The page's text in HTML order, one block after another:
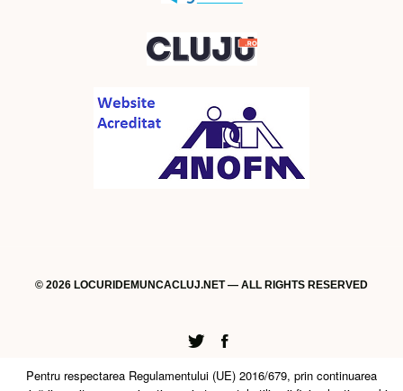
© 2026 LOCURIDEMUNCACLUJ.NET — ALL RIGHTS RESERVED
Twitter
Facebook
Pentru respectarea Regulamentului (UE) 2016/679, prin continuarea